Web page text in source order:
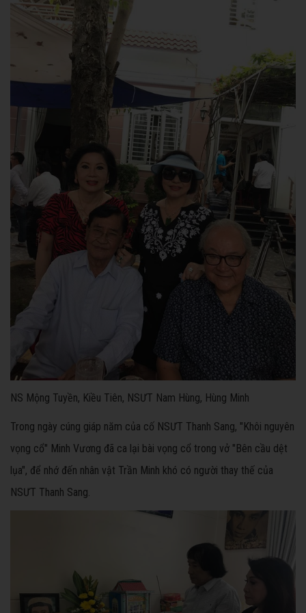
NS Mộng Tuyền, Kiều Tiên, NSƯT Nam Hùng, Hùng Minh
Trong ngày cúng giáp năm của cố NSƯT Thanh Sang, "Khôi nguyên
vọng cổ" Minh Vương đã ca lại bài vọng cổ trong vở "Bên cầu dệt
lụa", để nhớ đến nhân vật Trần Minh khó có người thay thế của
NSƯT Thanh Sang.